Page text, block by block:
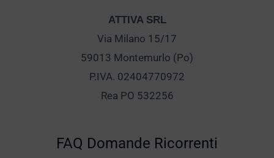
ATTIVA SRL
Via Milano 15/17
59013 Montemurlo (Po)
P.IVA. 02404770972
Rea PO 532256
FAQ Domande Ricorrenti